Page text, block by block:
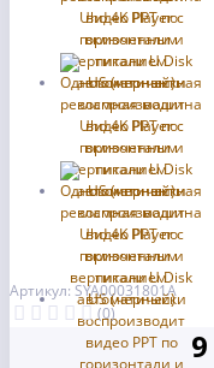
Артикул: SYA00031801A
(0)